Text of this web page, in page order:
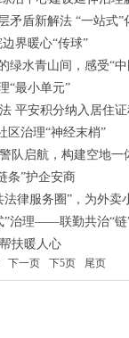
矛盾新解法 “一站式”
界暖心“传球”
绿水青山间，感受“
“最小单元”
平安积分纳入居住证
区治理“神经末梢”
队启航，构建空地一
条”护企安商
律服务圈”，为外卖
”治理——联勤共治“链
扶暖人心
下一页 下5页 尾页